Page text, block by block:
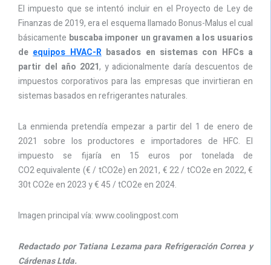
El impuesto que se intentó incluir en el Proyecto de Ley de
Finanzas de 2019, era el esquema llamado Bonus-Malus el cual
básicamente buscaba imponer un gravamen a los usuarios
de equipos HVAC-Rbasados en sistemas con HFCs a
partir del año 2021, y adicionalmente daría descuentos de
impuestos corporativos para las empresas que invirtieran en
sistemas basados ​​en refrigerantes naturales.
La enmienda pretendía empezar a partir del 1 de enero de
2021 sobre los productores e importadores de HFC. El
impuesto se fijaría en 15 euros por tonelada de
CO2 equivalente (€ / tCO2e) en 2021, € 22 / tCO2e en 2022, €
30t CO2e en 2023 y € 45 / tCO2e en 2024.
Imagen principal vía:www.coolingpost.com
Redactado por Tatiana Lezama para Refrigeración Correa y
Cárdenas Ltda.